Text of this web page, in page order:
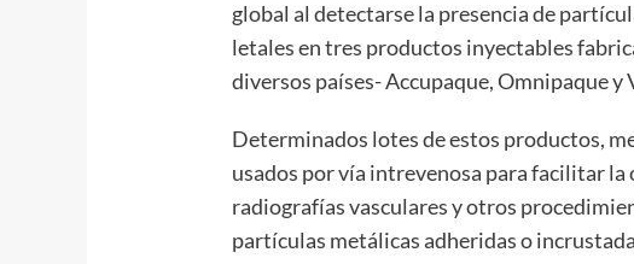
global al detectarse la presencia de
letales en tres productos inyectables
diversos países- Accupaque, Omnipaque y
Determinados lotes de estos productos,
usados por vía intrevenosa para facilitar la
radiografías vasculares y otros
partículas metálicas adheridas o